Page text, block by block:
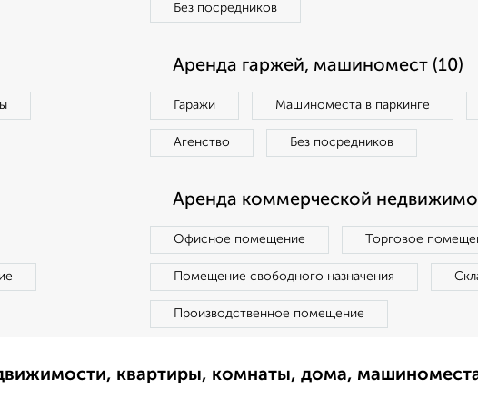
Без посредников
Аренда гаржей, машиномест (10)
Гаражи Машиноместа в паркинге
Агенство Без посредников
Аренда коммерческой
Офисное помещение Торговое
Помещение свободного назначения
Производственное помещение
квартиры, комнаты, дома,